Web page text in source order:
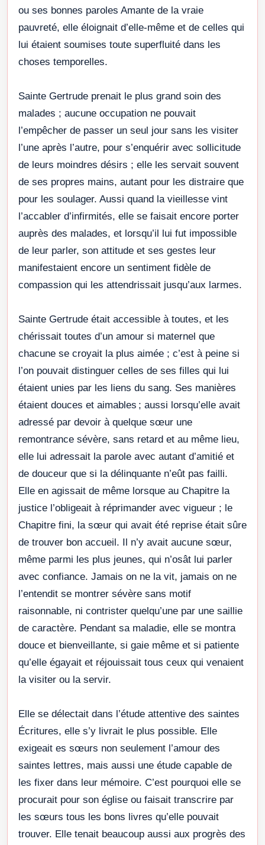
ou ses bonnes paroles Amante de la vraie
pauvreté, elle éloignait d’elle-même et de celles qui
lui étaient soumises toute superfluité dans les
choses temporelles.
Sainte Gertrude prenait le plus grand soin des
malades ; aucune occupation ne pouvait
l’empêcher de passer un seul jour sans les visiter
l’une après l’autre, pour s’enquérir avec sollicitude
de leurs moindres désirs ; elle les servait souvent
de ses propres mains, autant pour les distraire que
pour les soulager. Aussi quand la vieillesse vint
l’accabler d’infirmités, elle se faisait encore porter
auprès des malades, et lorsqu’il lui fut impossible
de leur parler, son attitude et ses gestes leur
manifestaient encore un sentiment fidèle de
compassion qui les attendrissait jusqu’aux larmes.
Sainte Gertrude était accessible à toutes, et les
chérissait toutes d’un amour si maternel que
chacune se croyait la plus aimée ; c’est à peine si
l’on pouvait distinguer celles de ses filles qui lui
étaient unies par les liens du sang. Ses manières
étaient douces et aimables ; aussi lorsqu’elle avait
adressé par devoir à quelque sœur une
remontrance sévère, sans retard et au même lieu,
elle lui adressait la parole avec autant d’amitié et
de douceur que si la délinquante n’eût pas failli.
Elle en agissait de même lorsque au Chapitre la
justice l’obligeait à réprimander avec vigueur ; le
Chapitre fini, la sœur qui avait été reprise était sûre
de trouver bon accueil. Il n’y avait aucune sœur,
même parmi les plus jeunes, qui n’osât lui parler
avec confiance. Jamais on ne la vit, jamais on ne
l’entendit se montrer sévère sans motif
raisonnable, ni contrister quelqu’une par une saillie
de caractère. Pendant sa maladie, elle se montra
douce et bienveillante, si gaie même et si patiente
qu’elle égayait et réjouissait tous ceux qui venaient
la visiter ou la servir.
Elle se délectait dans l’étude attentive des saintes
Écritures, elle s’y livrait le plus possible. Elle
exigeait es sœurs non seulement l’amour des
saintes lettres, mais aussi une étude capable de
les fixer dans leur mémoire. C’est pourquoi elle se
procurait pour son église ou faisait transcrire par
les sœurs tous les bons livres qu’elle pouvait
trouver. Elle tenait beaucoup aussi aux progrès des